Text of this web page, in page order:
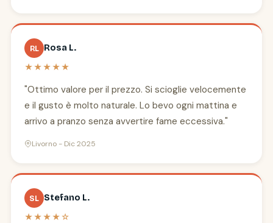
RL
Rosa L.
★★★★★
"Ottimo valore per il prezzo. Si scioglie velocemente
e il gusto è molto naturale. Lo bevo ogni mattina e
arrivo a pranzo senza avvertire fame eccessiva."
Livorno - Dic 2025
SL Stefano L.
★★★★☆